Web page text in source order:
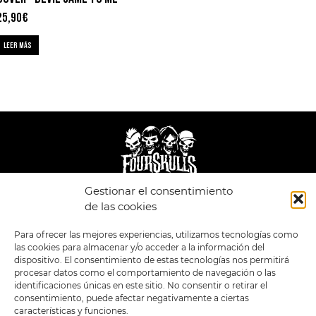
Gestionar el consentimiento
de las cookies
Para ofrecer las mejores experiencias, utilizamos tecnologías como
las cookies para almacenar y/o acceder a la información del
dispositivo. El consentimiento de estas tecnologías nos permitirá
procesar datos como el comportamiento de navegación o las
identificaciones únicas en este sitio. No consentir o retirar el
consentimiento, puede afectar negativamente a ciertas
características y funciones.
€
LEER MÁS
PRIVACIDAD
TÉRMINOS Y
CONDICIONES
GENERALES DE LA
VENTA
FORMATOS
PREVENTAS
OFERTAS
MERCHANDISING
FOUR SKULLS